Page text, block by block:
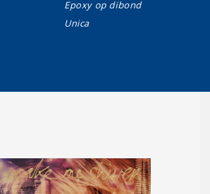
Epoxy op dibond
Unica